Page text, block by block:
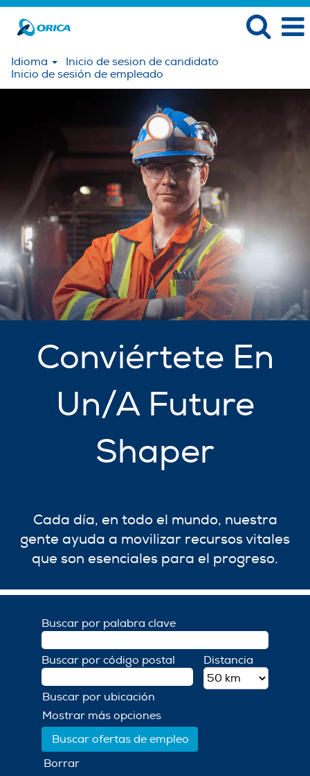
Idioma
Inicio de sesion de candidato
Inicio de sesión de empleado
Conviértete En
Un/A Future
Shaper
Cada día, en todo el mundo, nuestra
gente ayuda a movilizar recursos vitales
que son esenciales para el progreso.
Buscar por palabra clave
Buscar por código postal Distancia
Buscar por ubicación
Mostrar más opciones
Borrar